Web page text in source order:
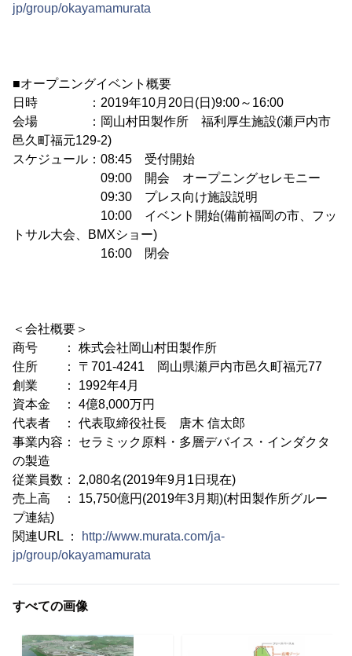
jp/group/okayamamurata
■オープニングイベント概要
日時 ：2019年10月20日(日)9:00～16:00
会場 ：岡山村田製作所 福利厚生施設(瀬戸内市
邑久町福元129-2)
スケジュール：08:45 受付開始
09:00 開会 オープニングセレモニー
09:30 プレス向け施設説明
10:00 イベント開始(備前福岡の市、フッ
トサル大会、BMXショー)
16:00 閉会
＜会社概要＞
商号 ： 株式会社岡山村田製作所
住所 ： 〒701-4241 岡山県瀬戸内市邑久町福元77
創業 ： 1992年4月
資本金 ： 4億8,000万円
代表者 ： 代表取締役社長 唐木 信太郎
事業内容： セラミック原料・多層デバイス・インダクタ
の製造
従業員数： 2,080名(2019年9月1日現在)
売上高 ： 15,750億円(2019年3月期)(村田製作所グルー
プ連結)
関連URL ：
http://www.murata.com/ja-
jp/group/okayamamurata
すべての画像